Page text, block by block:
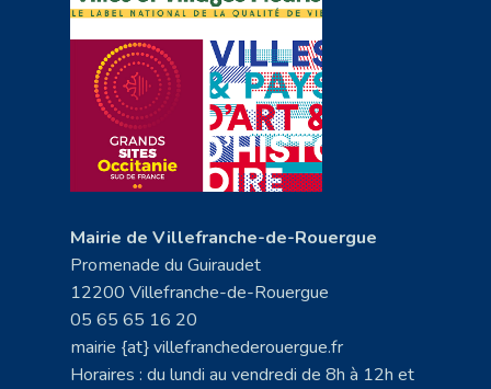
Mairie de Villefranche-de-Rouergue
Promenade du Guiraudet
12200 Villefranche-de-Rouergue
05 65 65 16 20
mairie {at} villefranchederouergue.fr
Horaires : du lundi au vendredi de 8h à 12h et